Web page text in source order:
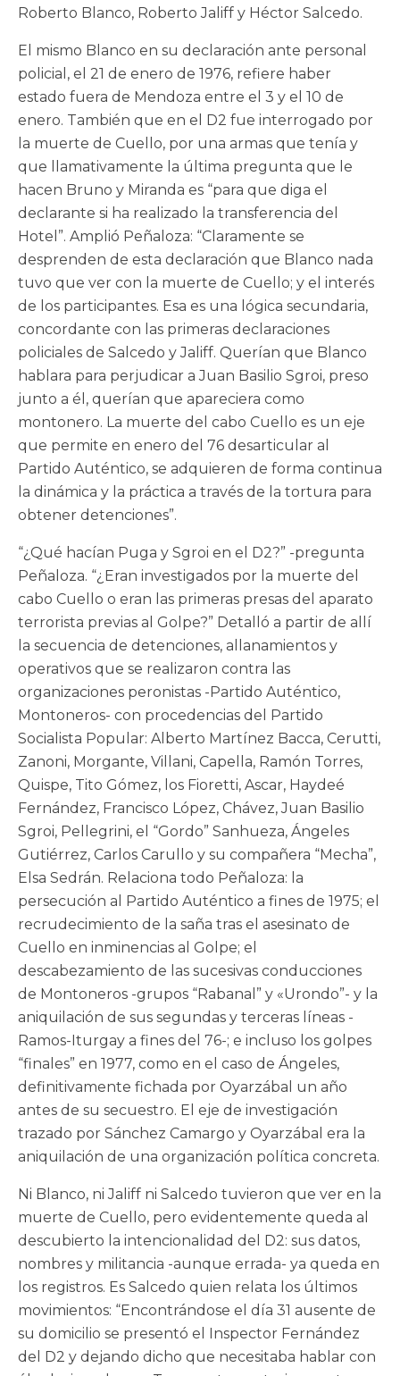
Roberto Blanco, Roberto Jaliff y Héctor Salcedo.
El mismo Blanco en su declaración ante personal
policial, el 21 de enero de 1976, refiere haber
estado fuera de Mendoza entre el 3 y el 10 de
enero. También que en el D2 fue interrogado por
la muerte de Cuello, por una armas que tenía y
que llamativamente la última pregunta que le
hacen Bruno y Miranda es “para que diga el
declarante si ha realizado la transferencia del
Hotel”. Amplió Peñaloza: “Claramente se
desprenden de esta declaración que Blanco nada
tuvo que ver con la muerte de Cuello; y el interés
de los participantes. Esa es una lógica secundaria,
concordante con las primeras declaraciones
policiales de Salcedo y Jaliff. Querían que Blanco
hablara para perjudicar a Juan Basilio Sgroi, preso
junto a él, querían que apareciera como
montonero. La muerte del cabo Cuello es un eje
que permite en enero del 76 desarticular al
Partido Auténtico, se adquieren de forma continua
la dinámica y la práctica a través de la tortura para
obtener detenciones”.
“¿Qué hacían Puga y Sgroi en el D2?” -pregunta
Peñaloza. “¿Eran investigados por la muerte del
cabo Cuello o eran las primeras presas del aparato
terrorista previas al Golpe?” Detalló a partir de allí
la secuencia de detenciones, allanamientos y
operativos que se realizaron contra las
organizaciones peronistas -Partido Auténtico,
Montoneros- con procedencias del Partido
Socialista Popular: Alberto Martínez Bacca, Cerutti,
Zanoni, Morgante, Villani, Capella, Ramón Torres,
Quispe, Tito Gómez, los Fioretti, Ascar, Haydeé
Fernández, Francisco López, Chávez, Juan Basilio
Sgroi, Pellegrini, el “Gordo” Sanhueza, Ángeles
Gutiérrez, Carlos Carullo y su compañera “Mecha”,
Elsa Sedrán. Relaciona todo Peñaloza: la
persecución al Partido Auténtico a fines de 1975; el
recrudecimiento de la saña tras el asesinato de
Cuello en inminencias al Golpe; el
descabezamiento de las sucesivas conducciones
de Montoneros -grupos “Rabanal” y «Urondo”- y la
aniquilación de sus segundas y terceras líneas -
Ramos-Iturgay a fines del 76-; e incluso los golpes
“finales” en 1977, como en el caso de Ángeles,
definitivamente fichada por Oyarzábal un año
antes de su secuestro. El eje de investigación
trazado por Sánchez Camargo y Oyarzábal era la
aniquilación de una organización política concreta.
Ni Blanco, ni Jaliff ni Salcedo tuvieron que ver en la
muerte de Cuello, pero evidentemente queda al
descubierto la intencionalidad del D2: sus datos,
nombres y militancia -aunque errada- ya queda en
los registros. Es Salcedo quien relata los últimos
movimientos: “Encontrándose el día 31 ausente de
su domicilio se presentó el Inspector Fernández
del D2 y dejando dicho que necesitaba hablar con